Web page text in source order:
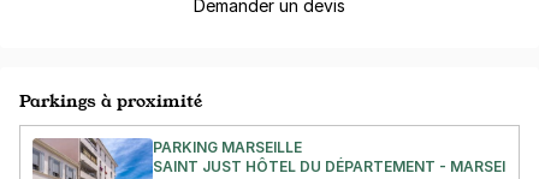
Demander un devis
Parkings à proximité
PARKING MARSEILLE
SAINT JUST HÔTEL DU DÉPARTEMENT - MARSEILLE